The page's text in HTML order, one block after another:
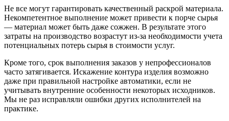
Не все могут гарантировать качественный раскрой материала.
Некомпетентное выполнение может привести к порче сырья
— материал может быть даже сожжен. В результате этого
затраты на производство возрастут из-за необходимости учета
потенциальных потерь сырья в стоимости услуг.
Кроме того, срок выполнения заказов у непрофессионалов
часто затягивается. Искажение контура изделия возможно
даже при правильной настройке автоматики, если не
учитывать внутренние особенности некоторых исходников.
Мы не раз исправляли ошибки других исполнителей на
практике.